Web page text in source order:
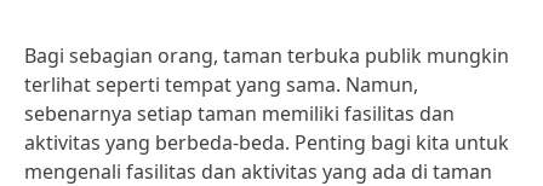
Bagi sebagian orang, taman terbuka publik mungkin
terlihat seperti tempat yang sama. Namun,
sebenarnya setiap taman memiliki fasilitas dan
aktivitas yang berbeda-beda. Penting bagi kita untuk
mengenali fasilitas dan aktivitas yang ada di taman